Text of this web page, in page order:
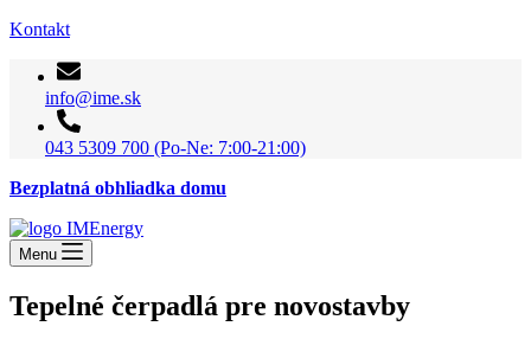
Kontakt
info@ime.sk
043 5309 700 (Po-Ne: 7:00-21:00)
Bezplatná obhliadka domu
Menu
Tepelné čerpadlá pre novostavby